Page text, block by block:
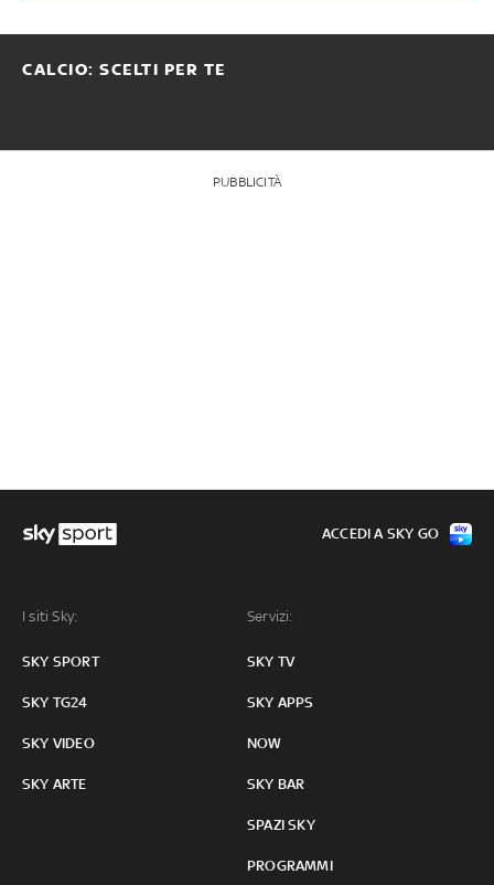
CALCIO: SCELTI PER TE
PUBBLICITÀ
I siti Sky:
SKY SPORT
SKY TG24
SKY VIDEO
SKY ARTE
Servizi:
SKY TV
SKY APPS
NOW
SKY BAR
SPAZI SKY
PROGRAMMI
ACCEDI A SKY GO